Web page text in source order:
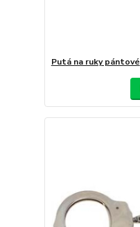
Putá na ruky pántové